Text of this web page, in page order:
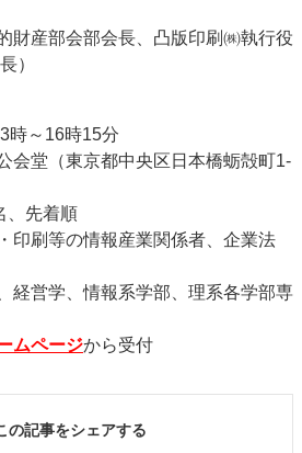
財産部会部会長、凸版印刷㈱執行役
）
時～16時15分
会堂（東京都中央区日本橋蛎殻町1-
、先着順
印刷等の情報産業関係者、企業法
経営学、情報系学部、理系各学部専
ムページから受付
の記事をシェアする